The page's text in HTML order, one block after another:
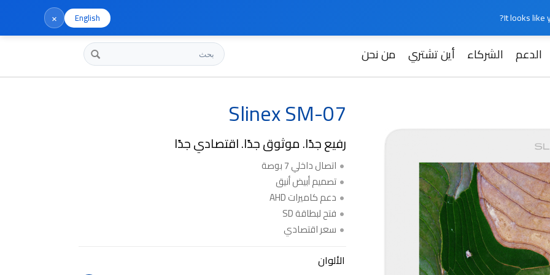
It looks like
English
×
الدعم الشركاء أين تشتري من نحن بحث Slinex SM-07
Slinex SM-07
رفيع جدًا. موثوق جدًا. اقتصادي جدًا
اتصال داخلي 7 بوصة
تصميم أبيض أنيق
دعم كاميرات AHD
فتح لبطاقة SD
سعر اقتصادي
الألوان